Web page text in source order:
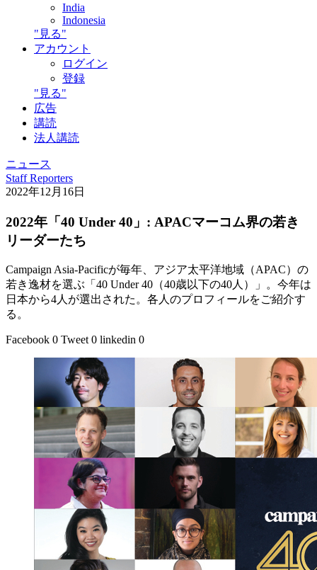
India
Indonesia
"見る"
アカウント
ログイン
登録
"見る"
広告
講読
法人講読
ニュース
Staff Reporters
2022年12月16日
2022年「40 Under 40」: APACマーコム界の若き
リーダーたち
Campaign Asia-Pacificが毎年、アジア太平洋地域（APAC）の
若き逸材を選ぶ「40 Under 40（40歳以下の40人）」。今年は
日本から4人が選出された。各人のプロフィールをご紹介す
る。
Facebook 0 Tweet 0 linkedin 0